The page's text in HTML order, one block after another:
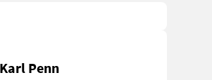
Karl Penn